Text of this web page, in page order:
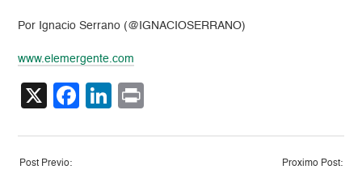
Por Ignacio Serrano (@IGNACIOSERRANO)
www.elemergente.com
X Facebook
LinkedIn
Post Previo: Proximo Post: